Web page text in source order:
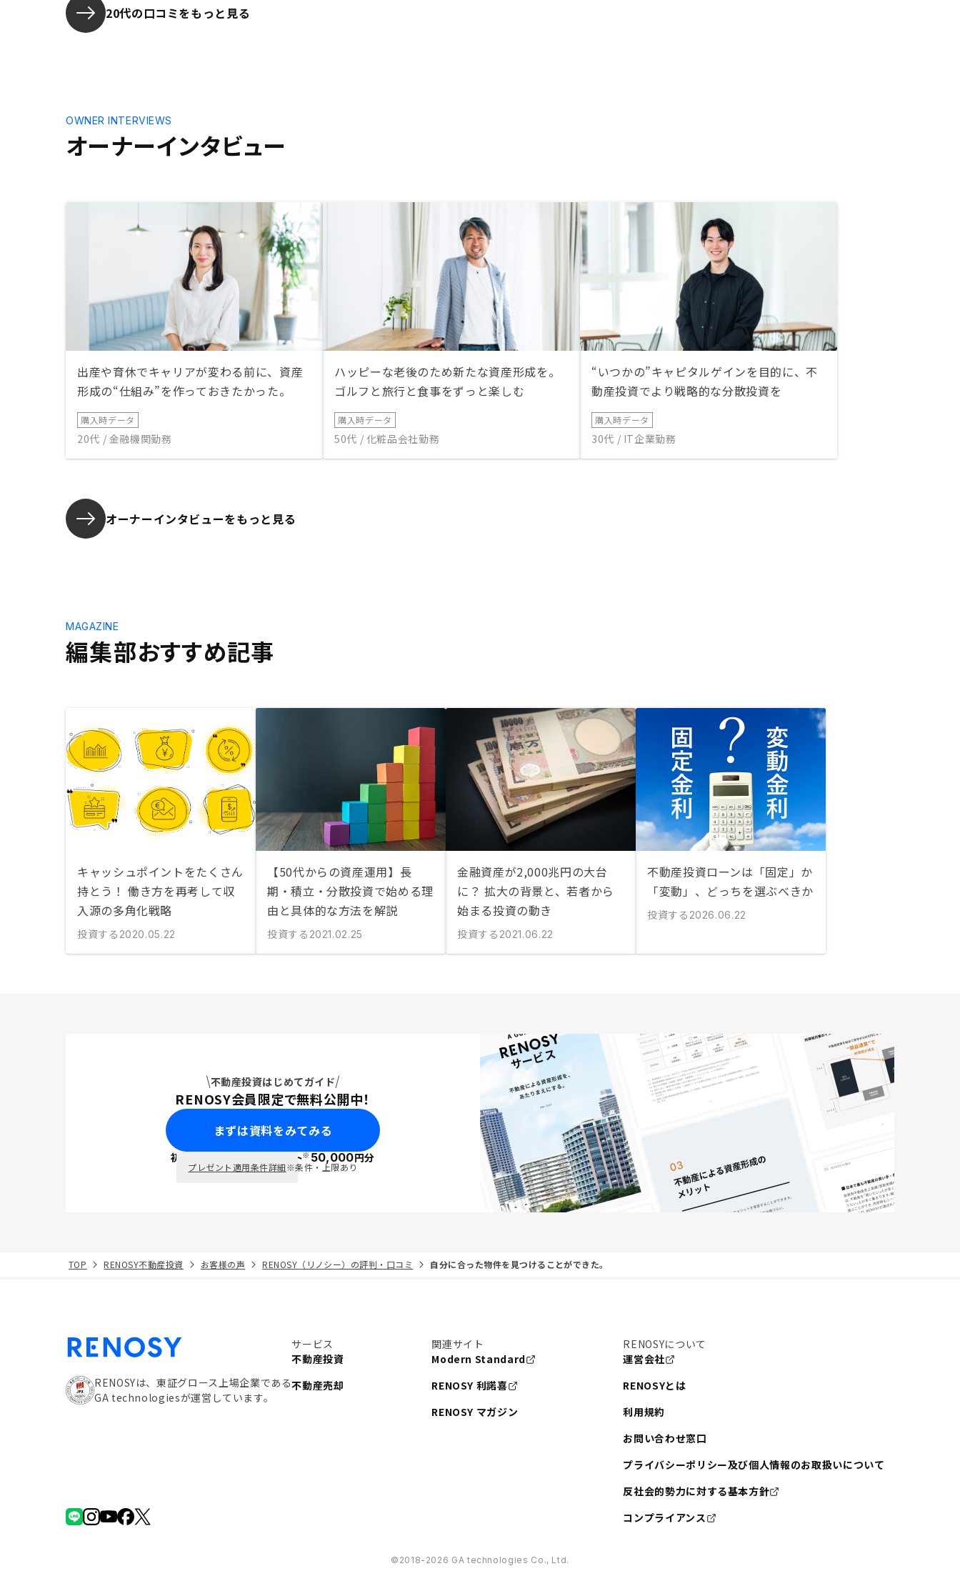
20代の口コミをもっと見る
オーナーインタビュー
OWNER INTERVIEWS
出産や育休でキャリアが変わる前に、資産
形成の“仕組み”を作っておきたかった。
購入時データ
20代 / 金融機関勤務
ハッピーな老後のため新たな資産形成を。
ゴルフと旅行と食事をずっと楽しむ
購入時データ
50代 / 化粧品会社勤務
“いつかの”キャピタルゲインを目的に、不
動産投資でより戦略的な分散投資を
購入時データ
30代 / IT企業勤務
オーナーインタビューをもっと見る
編集部おすすめ記事
MAGAZINE
キャッシュポイントをたくさん
持とう！ 働き方を再考して収
入源の多角化戦略
投資する 2020.05.22
【50代からの資産運用】長
期・積立・分散投資で始める理
由と具体的な方法を解説
投資する 2021.02.25
金融資産が2,000兆円の大台
に？ 拡大の背景と、若者から
始まる投資の動き
投資する 2021.06.22
不動産投資ローンは「固定」か
「変動」、どっちを選ぶべきか
投資する 2026.06.22
不動産投資はじめてガイド
RENOSY会員限定で無料公開中！
まずは資料をみてみる
初回面談で ポイント※50,000円分
プレゼント適用条件詳細※条件・上限あり
TOP RENOSY不動産投資 お客様の声 RENOSY（リノシー）の評判・口コミ 自分に合った物件を見つけることができた。
RENOSYは、東証グロース上場企業である
GA technologiesが運営しています。
サービス
不動産投資
不動産売却
関連サイト
Modern Standard
RENOSY 利諾喜
RENOSY マガジン
RENOSYについて
運営会社
RENOSYとは
利用規約
お問い合わせ窓口
プライバシーポリシー及び個人情報のお取扱いについて
反社会的勢力に対する基本方針
コンプライアンス
©︎2018-2026 GA technologies Co., Ltd.